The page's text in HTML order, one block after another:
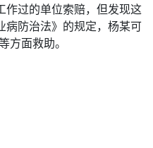
作过的单位索赔，但发现这
病防治法》的规定，杨某可
方面救助。